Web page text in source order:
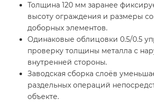
Толщина 120 мм заранее
высоту ограждения и размеры
доборных элементов.
Одинаковые облицовки 0.5/0.5
проверку толщины металла с
внутренней стороны.
Заводская сборка слоёв
раздельных операций
объекте.